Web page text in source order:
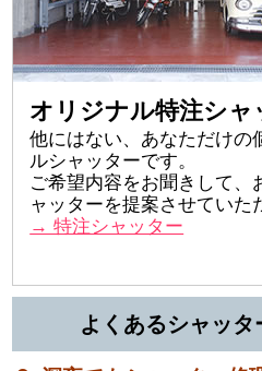
オリジナル特注シャ
他にはない、あなただけの
ルシャッターです。
ご希望内容をお聞きして、
ャッターを提案させていた
→ 特注シャッター
よくあるシャッタ